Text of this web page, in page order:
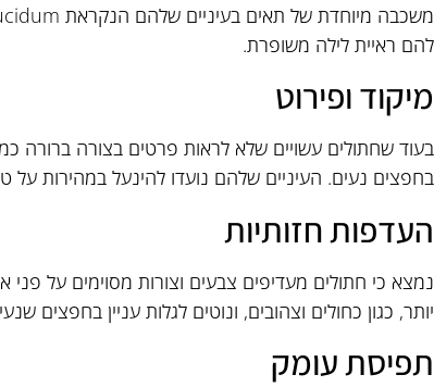
להם ראיית לילה משופרת.
מיקוד ופירוט
בעוד שחתולים עשויים שלא לראות פרטים בצורה ברורה
בחפצים נעים. העיניים שלהם נועדו להינעל במהירות על
העדפות חזותיות
נמצא כי חתולים מעדיפים צבעים וצורות מסוימים על פני
יותר, כגון כחולים וצהובים, ונוטים לגלות עניין בחפצים
תפיסת עומק